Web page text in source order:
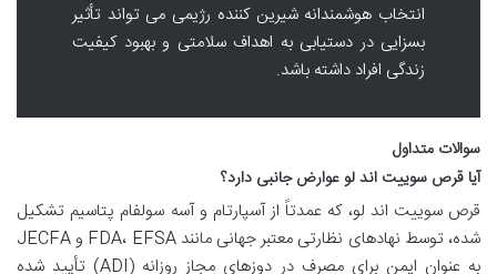
انتخاب هوشمندانه شیرین کننده رژیمی می تواند تأثیر
بسزایی در دستیابی به اهداف سلامتی و بهبود کیفیت
زندگی افراد داشته باشد.
سوالات متداول
آیا قرص سوییت اند لو عوارض جانبی دارد؟
قرص سوییت اند لو، که عمدتاً از آسپارتام و آسه سولفام پتاسیم تشکیل
شده، توسط نهادهای نظارتی معتبر جهانی مانند FDA، EFSA و JECFA
به عنوان ایمن برای مصرف در دوزهای مجاز روزانه (ADI) تأیید شده